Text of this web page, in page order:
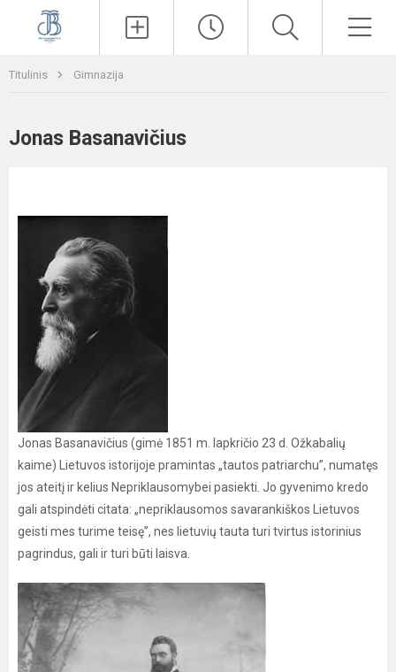
Titulinis Gimnazija
Jonas Basanavičius
Jonas Basanavičius (gimė 1851 m. lapkričio 23 d. Ožkabalių
kaime) Lietuvos istorijoje pramintas „tautos patriarchu”, numatęs
jos ateitį ir kelius Nepriklausomybei pasiekti. Jo gyvenimo kredo
gali atspindėti citata: „nepriklausomos savarankiškos Lietuvos
geisti mes turime teisę”, nes lietuvių tauta turi tvirtus istorinius
pagrindus, gali ir turi būti laisva.